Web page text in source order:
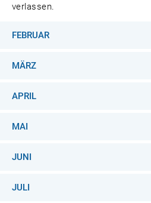
verlassen.
FEBRUAR
MÄRZ
APRIL
MAI
JUNI
JULI